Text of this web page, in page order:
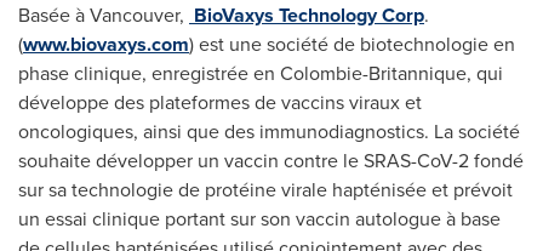
Basée àVancouver, BioVaxys Technology Corp.
(www.biovaxys.com) est une société de biotechnologie en
phase clinique, enregistrée en Colombie-Britannique, qui
développe des plateformes de vaccins viraux et
oncologiques, ainsi que des immunodiagnostics. La société
souhaite développer un vaccin contre le SRAS-CoV-2 fondé
sur sa technologie de protéine virale hapténisée et prévoit
un essai clinique portant sur son vaccin autologue à base